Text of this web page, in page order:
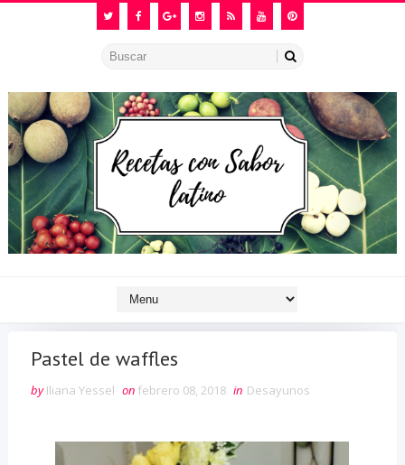
Pastel de waffles
by Iliana Yessel on febrero 08, 2018 in Desayunos